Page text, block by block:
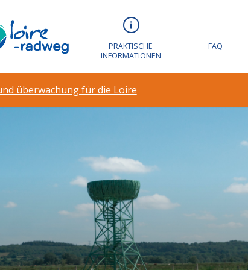
PRAKTISCHE
INFORMATIONEN
FAQ
überwachung für die Loire